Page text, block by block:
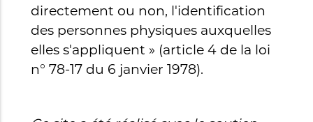
directement ou non, l'identification
des personnes physiques auxquelles
elles s'appliquent » (article 4 de la loi
n° 78-17 du 6 janvier 1978).